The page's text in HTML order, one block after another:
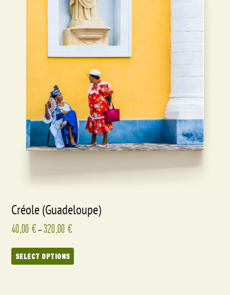
Créole (Guadeloupe)
40,00 € –320,00 €
SELECT OPTIONS